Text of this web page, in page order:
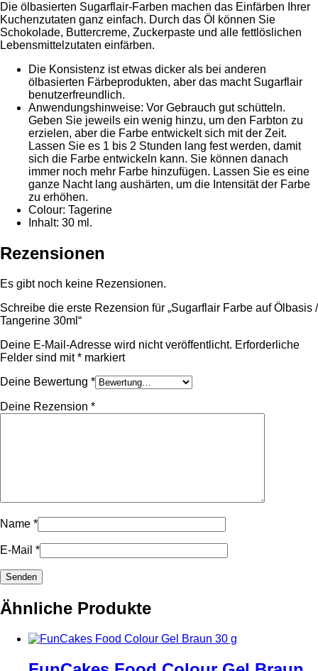
Die ölbasierten Sugarflair-Farben machen das Einfärben Ihrer
Kuchenzutaten ganz einfach. Durch das Öl können Sie
Schokolade, Buttercreme, Zuckerpaste und alle fettlöslichen
Lebensmittelzutaten einfärben.
Die Konsistenz ist etwas dicker als bei anderen
ölbasierten Färbeprodukten, aber das macht Sugarflair
benutzerfreundlich.
Anwendungshinweise: Vor Gebrauch gut schütteln.
Geben Sie jeweils ein wenig hinzu, um den Farbton zu
erzielen, aber die Farbe entwickelt sich mit der Zeit.
Lassen Sie es 1 bis 2 Stunden lang fest werden, damit
sich die Farbe entwickeln kann. Sie können danach
immer noch mehr Farbe hinzufügen. Lassen Sie es eine
ganze Nacht lang aushärten, um die Intensität der Farbe
zu erhöhen.
Colour: Tagerine
Inhalt: 30 ml.
Rezensionen
Es gibt noch keine Rezensionen.
Schreibe die erste Rezension für „Sugarflair Farbe auf Ölbasis /
Tangerine 30ml“
Deine E-Mail-Adresse wird nicht veröffentlicht. Erforderliche
Felder sind mit* markiert
Deine Bewertung *
Deine Rezension *
Name *
E-Mail *
Ähnliche Produkte